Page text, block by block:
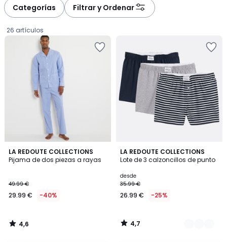
Categorías Filtrar y Ordenar
26 artículos
LA REDOUTE COLLECTIONS
Pijama de dos piezas a rayas
€
en
de
49.99
49.99 €
29.99 € -40%
4,6
/ 5
4,6
/
LA REDOUTE COLLECTIONS
Lote de 3 calzoncillos de punto
desde
35.99 €
26.99 € -25%
4,7
/ 5
2
Colores
4,7
/